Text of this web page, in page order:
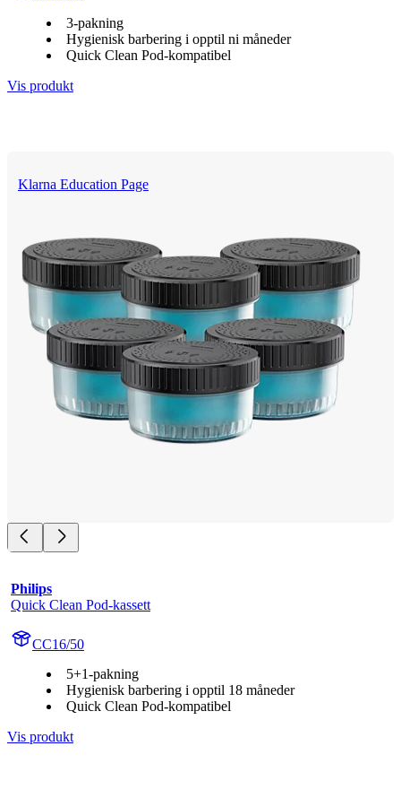
3-pakning
Hygienisk barbering i opptil ni måneder
Quick Clean Pod-kompatibel
Vis produkt
Klarna Education Page
Philips
Quick Clean Pod-kassett
CC16/50
5+1-pakning
Hygienisk barbering i opptil 18 måneder
Quick Clean Pod-kompatibel
Vis produkt